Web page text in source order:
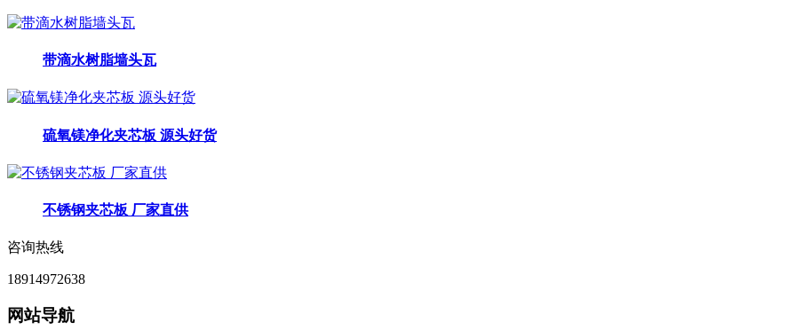
带滴水树脂墙头瓦
硫氧镁净化夹芯板 源头好货
不锈钢夹芯板 厂家直供
咨询热线
18914972638
网站导航